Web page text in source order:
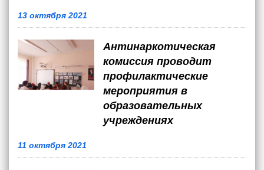
13 октября 2021
Антинаркотическая
комиссия проводит
профилактические
мероприятия в
образовательных
учреждениях
11 октября 2021